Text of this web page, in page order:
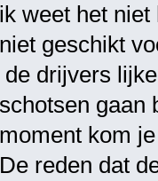
ik weet het
niet geschikt
de drijvers
schotsen gaan
moment kom
De reden dat